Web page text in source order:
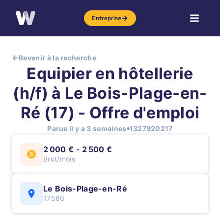
Entreprise
Revenir à la recherche
Equipier en hôtellerie
(h/f) à Le Bois-Plage-en-
Ré (17) - Offre d'emploi
Parue il y a 3 semaines 1327920217
2 000 € - 2 500 €
Brut/mois
Le Bois-Plage-en-Ré
17580